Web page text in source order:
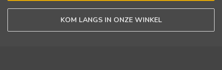
KOM LANGS IN ONZE WINKEL